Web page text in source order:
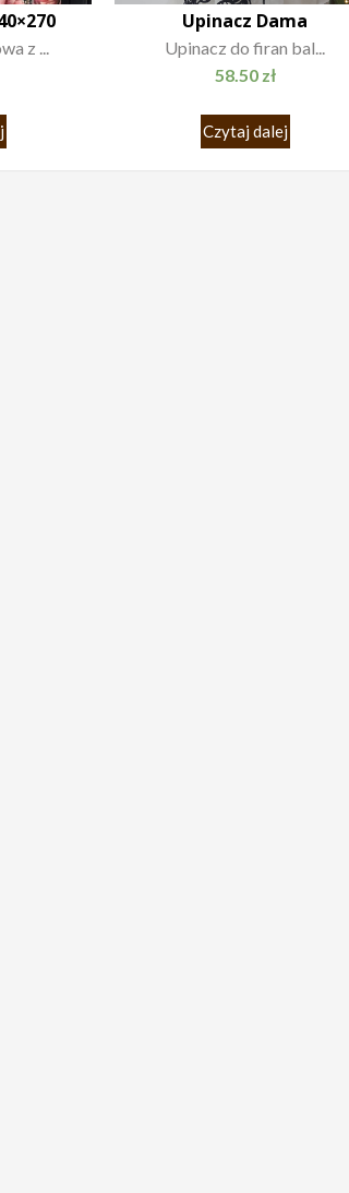
z ...
Upinacz Dama
Upinacz do firan bal...
58.50 zł
Czytaj dalej